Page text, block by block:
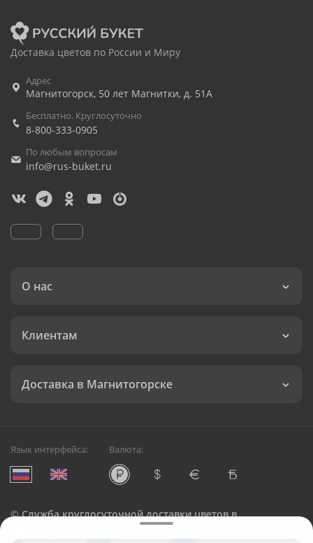
Доставка цветов по России и Миру
Адрес
Магнитогорск, 50 лет Магнитки, д. 51А
Бесплатно. Круглосуточно
8-800-333-0905
По любым вопросам
info@rus-buket.ru
О нас
Клиентам
Доставка в Магнитогорске
Язык интерфейса: Валюта:
©Служба круглосуточной доставки цветов в